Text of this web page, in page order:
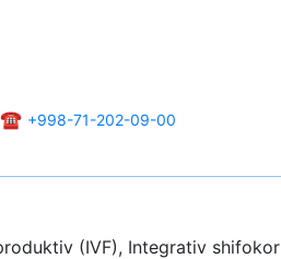
☎️ +998-71-202-09-00
(IVF), Integrativ shifokor